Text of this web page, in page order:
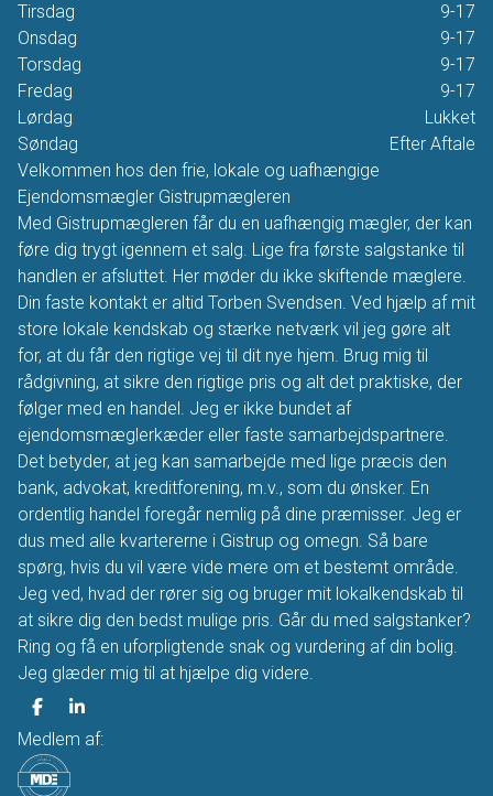
Tirsdag
9-17
Onsdag
9-17
Torsdag
9-17
Fredag
9-17
Lørdag
Lukket
Søndag
Efter Aftale
Velkommen hos den frie, lokale og uafhængige
Ejendomsmægler Gistrupmægleren
Med Gistrupmægleren får du en uafhængig mægler, der kan
føre dig trygt igennem et salg. Lige fra første salgstanke til
handlen er afsluttet. Her møder du ikke skiftende mæglere.
Din faste kontakt er altid Torben Svendsen. Ved hjælp af mit
store lokale kendskab og stærke netværk vil jeg gøre alt
for, at du får den rigtige vej til dit nye hjem. Brug mig til
rådgivning, at sikre den rigtige pris og alt det praktiske, der
følger med en handel. Jeg er ikke bundet af
ejendomsmæglerkæder eller faste samarbejdspartnere.
Det betyder, at jeg kan samarbejde med lige præcis den
bank, advokat, kreditforening, m.v., som du ønsker. En
ordentlig handel foregår nemlig på dine præmisser. Jeg er
dus med alle kvartererne i Gistrup og omegn. Så bare
spørg, hvis du vil være vide mere om et bestemt område.
Jeg ved, hvad der rører sig og bruger mit lokalkendskab til
at sikre dig den bedst mulige pris. Går du med salgstanker?
Ring og få en uforpligtende snak og vurdering af din bolig.
Jeg glæder mig til at hjælpe dig videre.
Medlem af: